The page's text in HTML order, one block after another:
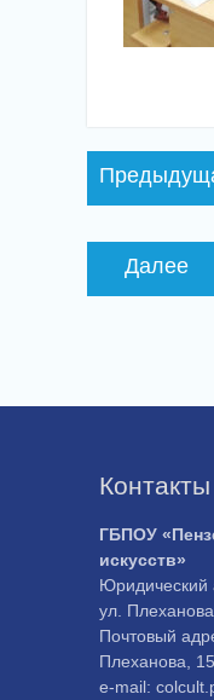
по
Далее
Контакты
ГБПОУ
искусств»
Юридический
ул.
Почтовый
Плеханова,
e-mail: